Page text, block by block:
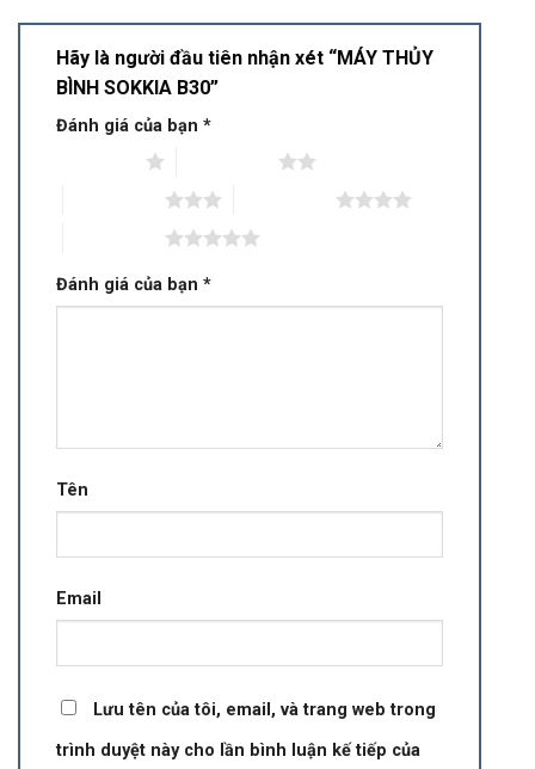
Hãy là người đầu tiên nhận xét “MÁY THỦY
BÌNH SOKKIA B30”
Đánh giá của bạn *
Đánh giá của bạn *
Tên
Email
Lưu tên của tôi, email, và trang web trong
trình duyệt này cho lần bình luận kế tiếp của